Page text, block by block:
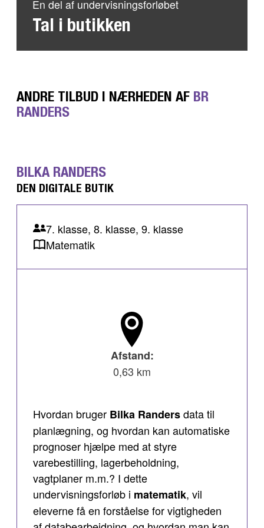
En del af undervisningsforløbet
Tal i butikken
ANDRE TILBUD I NÆRHEDEN AF BR
RANDERS
BILKA RANDERS
DEN DIGITALE BUTIK
7. klasse, 8. klasse, 9. klasse
Matematik
Afstand:
0,63 km
Hvordan bruger Bilka Randersdata til
planlægning, og hvordan kan automatiske
prognoser hjælpe med at styre
varebestilling, lagerbeholdning,
vagtplaner m.m.? I dette
undervisningsforløb i matematik, vil
eleverne få en forståelse for vigtigheden